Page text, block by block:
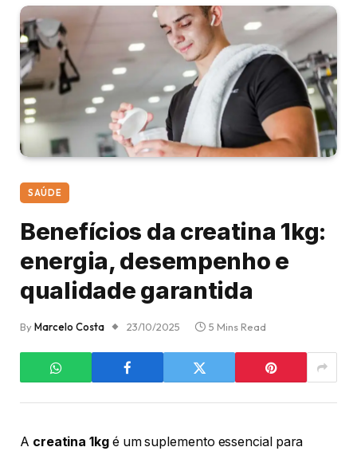
SAÚDE
Benefícios da creatina 1kg:
energia, desempenho e
qualidade garantida
ByMarcelo Costa 23/10/2025 5 Mins Read
A creatina 1kgé um suplemento essencial para